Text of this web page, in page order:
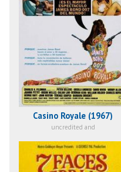
Casino Royale (1967)
uncredited and